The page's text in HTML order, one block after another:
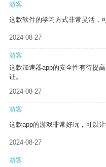
游客
这款软件的学习方式非常灵活，
2024-08-27
游客
这款加速器app的安全性有待提
证。
2024-08-27
游客
这款app的游戏非常好玩，可以让
2024-08-27
游客